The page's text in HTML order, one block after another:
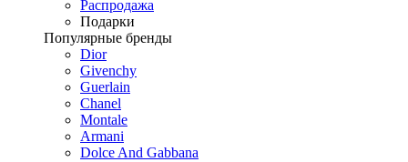
Распродажа
Подарки
Популярные бренды
Dior
Givenchy
Guerlain
Chanel
Montale
Armani
Dolce And Gabbana